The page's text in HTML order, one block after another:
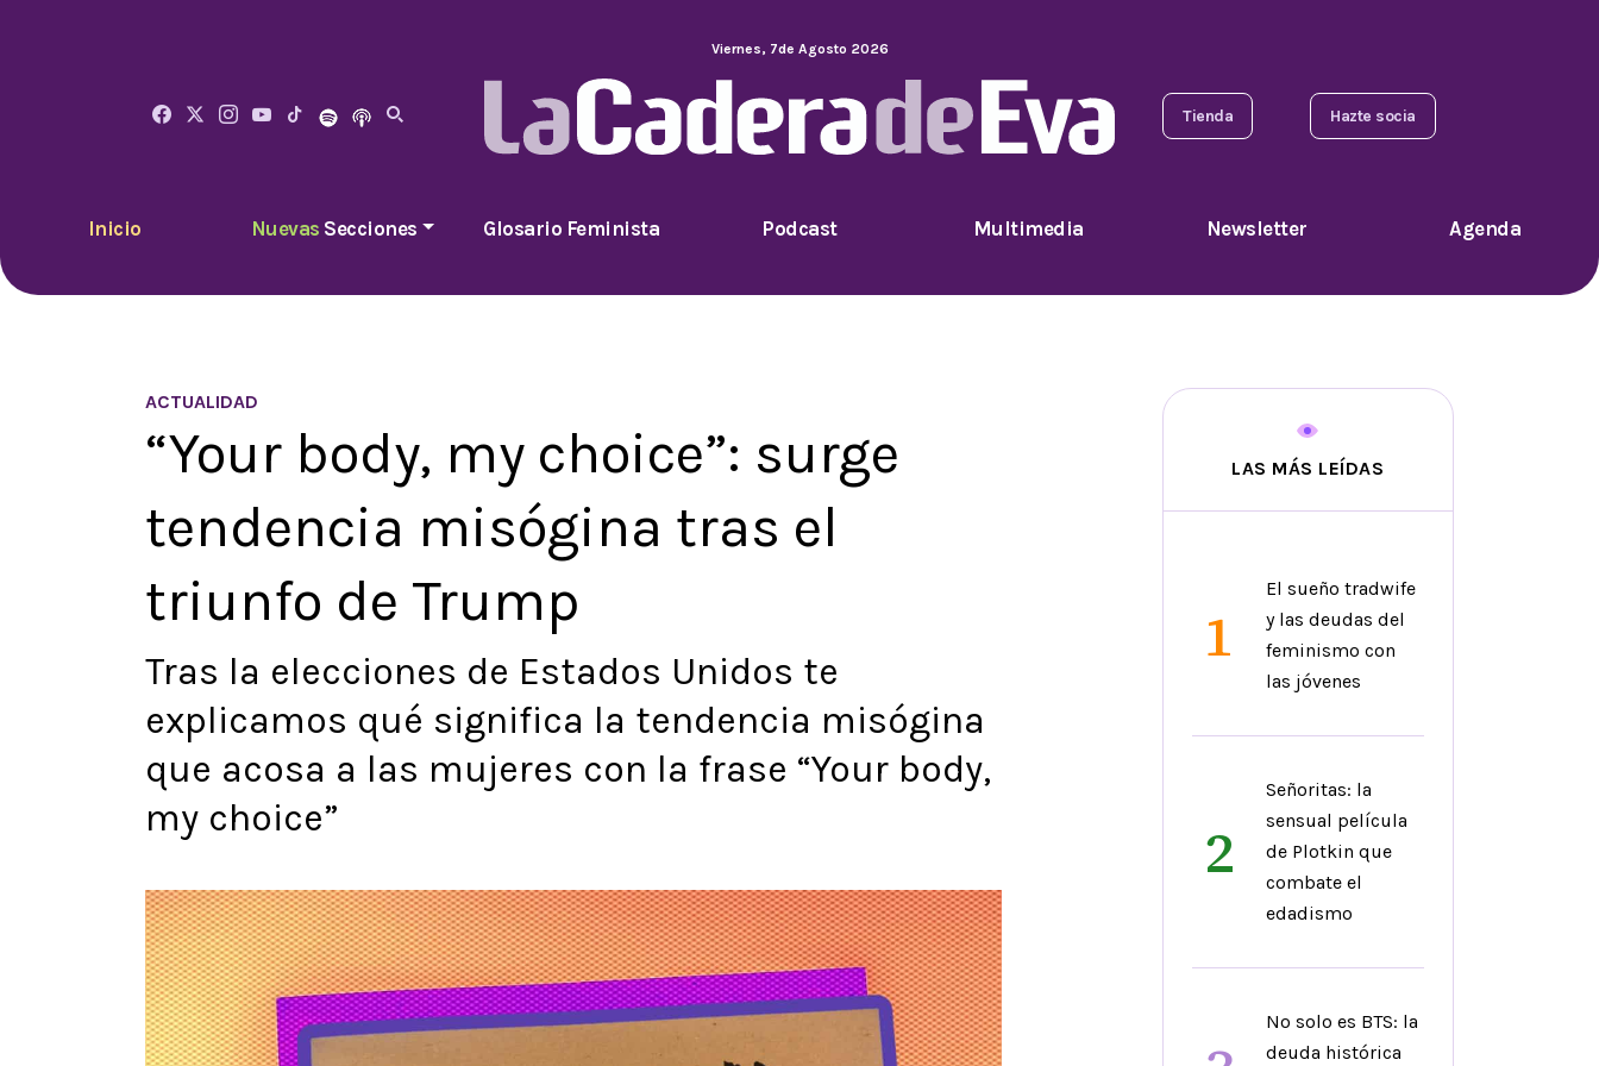
Viernes, 7de Agosto 2026
Tienda Hazte socia
Inicio Nuevas Secciones Glosario Feminista Podcast Multimedia Newsletter Agenda
ACTUALIDAD
“Your body, my choice”: surge
tendencia misógina tras el
triunfo de Trump
Tras la elecciones de Estados Unidos te
explicamos qué significa la tendencia misógina
que acosa a las mujeres con la frase “Your body,
my choice”
LAS MÁS LEÍDAS
1
El sueño tradwife
y las deudas del
feminismo con
las jóvenes
2
Señoritas: la
sensual película
de Plotkin que
combate el
edadismo
No solo es BTS: la
deuda histórica